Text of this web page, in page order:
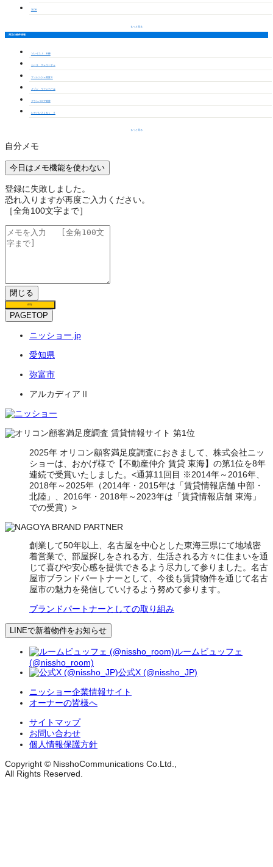
3LDK
もっと見る
周辺の物件情報
ソレイユＪ Ｂ棟
カーサ フェリーチェ
フィレンツェ弥富Ⅱ
メゾン ヴァンベール
グランバニア弥富
レオパレスＬ＆Ｌ Ⅱ
もっと見る
自分メモ
今日はメモ機能を使わない
登録に失敗しました。
恐れ入りますが再度ご入力ください。
［全角100文字まで］
閉じる
保存
PAGETOP
ニッショー.jp
愛知県
弥富市
アルカディアⅡ
2025年 オリコン顧客満足度調査におきまして、株式会社ニッ
ショーは、おかげ様で【不動産仲介 賃貸 東海】の第1位を8年
連続で受賞いたしました。<通算11回目 ※2014年～2016年、
2018年～2025年（2014年・2015年は「賃貸情報店舗 中部・
北陸」、2016年・2018年～2023年は「賃貸情報店舗 東海」
での受賞）>
創業して50年以上、名古屋を中心とした東海三県にて地域密
着営業で、部屋探しをされる方、生活される方々に住まいを通
じて喜びや安心感を提供できるよう尽力して参りました。名古
屋市ブランドパートナーとして、今後も賃貸物件を通じて名古
屋市の魅力を発信していけるよう努めて参ります。
ブランドパートナーとしての取り組み
LINEで新着物件をお知らせ
ルームビュッフェ
(@nissho_room)
公式X (@nissho_JP)
ニッショー企業情報サイト
オーナーの皆様へ
サイトマップ
お問い合わせ
個人情報保護方針
Copyright © NisshoCommunications Co.Ltd.,
All Rights Reserved.